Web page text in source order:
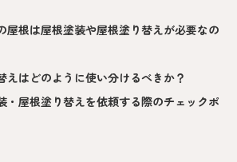
屋根は屋根塗装や屋根塗り替えが必要なの
えはどのように使い分けるべきか？
・屋根塗り替えを依頼する際のチェックポ